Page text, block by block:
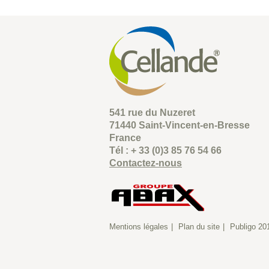
541 rue du Nuzeret
71440 Saint-Vincent-en-Bresse
France
Tél : + 33 (0)3 85 76 54 66
Contactez-nous
Mentions légales Plan du site Publigo